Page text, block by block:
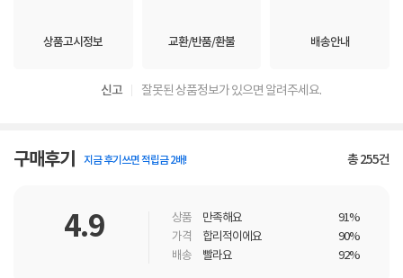
상품고시정보 교환/반품/환불 배송안내
신고 잘못된 상품정보가 있으면 알려주세요.
구매후기 지금 후기쓰면 적립금 2배! 총255건
4.9 상품 만족해요
91%
가격
합리적이에요
90%
배송
빨라요 92%